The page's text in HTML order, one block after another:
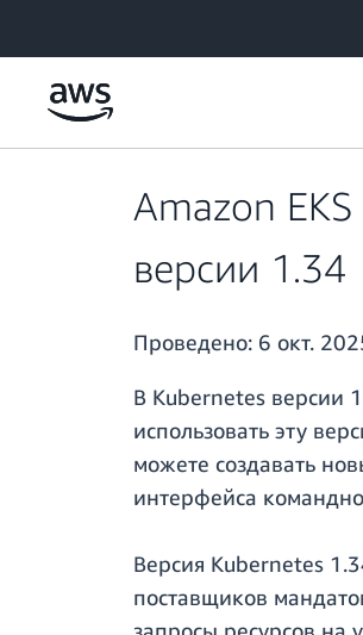
Amazon
версии 1.34
Проведено: 6 окт.
В Kubernetes версии
использовать эту
можете создавать
интерфейса
Версия Kubernetes
поставщиков